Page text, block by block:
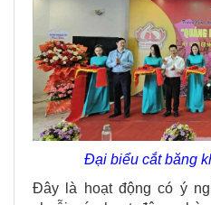
Đại biểu cắt băng
Đây là hoạt động có ý